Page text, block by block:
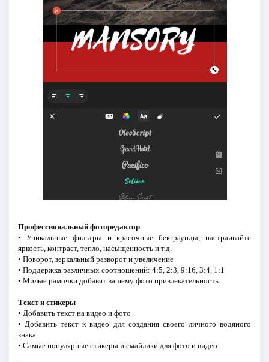
Профессиональный фоторедактор
• Уникальные фильтры и красочные бекграунды, настраивайте
яркость, контраст, тепло, насыщенность и т.д.
• Поворот, зеркальный разворот и увеличение
• Поддержка различных соотношений: 4:5, 2:3, 9:16, 3:4, 1:1
• Милые рамочки добавят вашему фото привлекательность.
Текст и стикеры
• Добавить текст на видео и фото
• Добавить текст к видео для создания своего личного водяного
знака
• Самые популярные стикеры и смайлики для фото и видео